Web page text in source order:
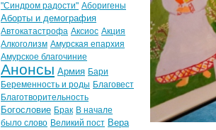
"Синдром радости" Аборигены
Аборты и демография
Автокатастрофа Аксиос Акция
Алкоголизм Амурская епархия
Амурское благочиние
Анонсы Армия Бари
Беременность и роды Благовест
Благотворительность
Богословие Брак В начале
было слово Великий пост Вера